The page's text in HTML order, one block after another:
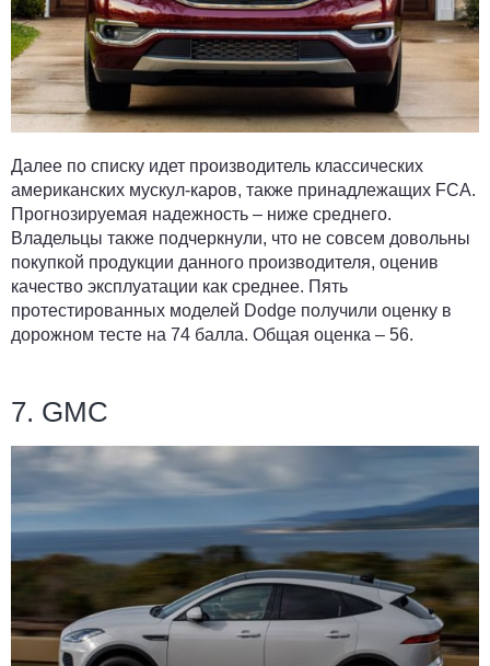
Далее по списку идет производитель классических
американских мускул-каров, также принадлежащих FCA.
Прогнозируемая надежность – ниже среднего.
Владельцы также подчеркнули, что не совсем довольны
покупкой продукции данного производителя, оценив
качество эксплуатации как среднее. Пять
протестированных моделей Dodge получили оценку в
дорожном тесте на 74 балла. Общая оценка – 56.
7. GMC